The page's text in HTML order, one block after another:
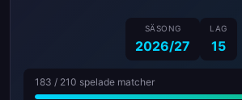
SÄSONG
2026/27
LAG
15
183 / 210 spelade matcher